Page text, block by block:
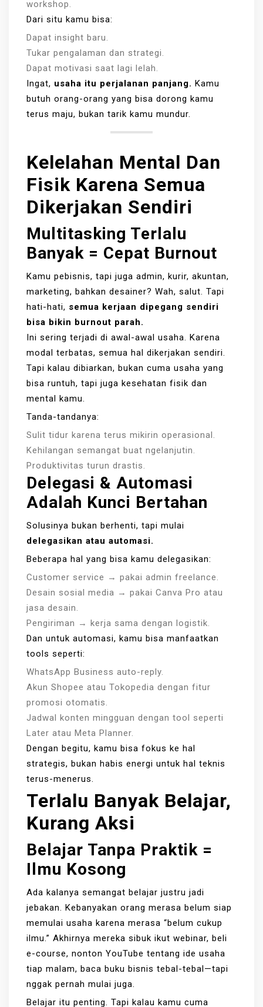
workshop.
Dari situ kamu bisa:
Dapat insight baru.
Tukar pengalaman dan strategi.
Dapat motivasi saat lagi lelah.
Ingat, usaha itu perjalanan panjang. Kamu
butuh orang-orang yang bisa dorong kamu
terus maju, bukan tarik kamu mundur.
Kelelahan Mental Dan
Fisik Karena Semua
Dikerjakan Sendiri
Multitasking Terlalu
Banyak = Cepat Burnout
Kamu pebisnis, tapi juga admin, kurir, akuntan,
marketing, bahkan desainer? Wah, salut. Tapi
hati-hati, semua kerjaan dipegang sendiri
bisa bikin burnout parah.
Ini sering terjadi di awal-awal usaha. Karena
modal terbatas, semua hal dikerjakan sendiri.
Tapi kalau dibiarkan, bukan cuma usaha yang
bisa runtuh, tapi juga kesehatan fisik dan
mental kamu.
Tanda-tandanya:
Sulit tidur karena terus mikirin operasional.
Kehilangan semangat buat ngelanjutin.
Produktivitas turun drastis.
Delegasi & Automasi
Adalah Kunci Bertahan
Solusinya bukan berhenti, tapi mulai
delegasikan atau automasi.
Beberapa hal yang bisa kamu delegasikan:
Customer service → pakai admin freelance.
Desain sosial media → pakai Canva Pro atau
jasa desain.
Pengiriman → kerja sama dengan logistik.
Dan untuk automasi, kamu bisa manfaatkan
tools seperti:
WhatsApp Business auto-reply.
Akun Shopee atau Tokopedia dengan fitur
promosi otomatis.
Jadwal konten mingguan dengan tool seperti
Later atau Meta Planner.
Dengan begitu, kamu bisa fokus ke hal
strategis, bukan habis energi untuk hal teknis
terus-menerus.
Terlalu Banyak Belajar,
Kurang Aksi
Belajar Tanpa Praktik =
Ilmu Kosong
Ada kalanya semangat belajar justru jadi
jebakan. Kebanyakan orang merasa belum siap
memulai usaha karena merasa “belum cukup
ilmu.” Akhirnya mereka sibuk ikut webinar, beli
e-course, nonton YouTube tentang ide usaha
tiap malam, baca buku bisnis tebal-tebal—tapi
nggak pernah mulai juga.
Belajar itu penting. Tapi kalau kamu cuma